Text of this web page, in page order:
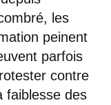
les
peinent
parfois
contre
faiblesse des